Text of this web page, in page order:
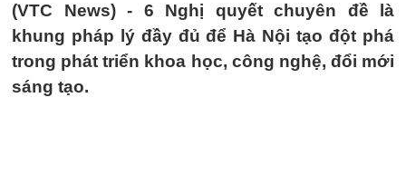
(VTC News) - 6 Nghị quyết chuyên đề là
khung pháp lý đầy đủ để Hà Nội tạo đột phá
trong phát triển khoa học, công nghệ, đổi mới
sáng tạo.